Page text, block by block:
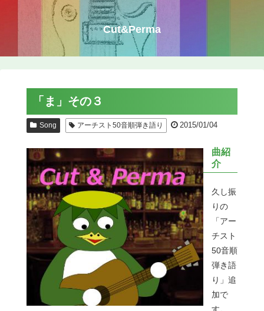
Cut&Perma
「ま」その３
Song アーチスト50音順弾き語り 2015/01/04
曲紹
介
久し振
りの
「アー
チスト
50音順
弾き語
り」追
加で